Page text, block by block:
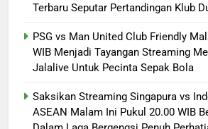
Terbaru Seputar Pertandingan Klub
PSG vs Man United Club Friendly
WIB Menjadi Tayangan Streaming
Jalalive Untuk Pecinta Sepak Bola
Saksikan Streaming Singapura vs
ASEAN Malam Ini Pukul 20.00 WIB